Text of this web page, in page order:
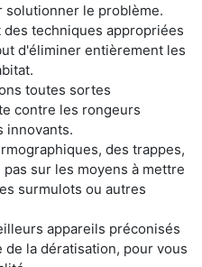
solutionner le problème.
techniques appropriées
d'éliminer entièrement les
toutes sortes
contre les rongeurs
innovants.
des trappes,
sur les moyens à mettre
surmulots ou autres
appareils préconisés
la dératisation, pour vous